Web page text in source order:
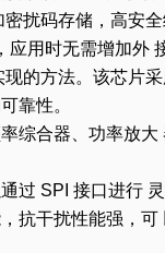
密扰码存储，高安
应用时无需增加外
现的方法。该芯片
靠性。
综合器、功率放大
过 SPI接口进行
抗干扰性能强，可